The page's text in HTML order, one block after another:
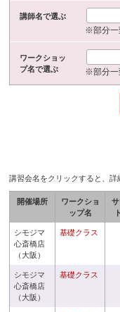
講師名で選ぶ
※部分一
ワークショッ
プ名で選ぶ
※部分一
講習会名をクリックすると、詳
開催場所
ワークショ
ップ名
シモジマ
心斎橋店
（大阪）
基礎クラス
シモジマ
心斎橋店
（大阪）
基礎クラス